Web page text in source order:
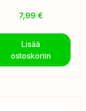
7,99 €
Lisää
ostoskoriin